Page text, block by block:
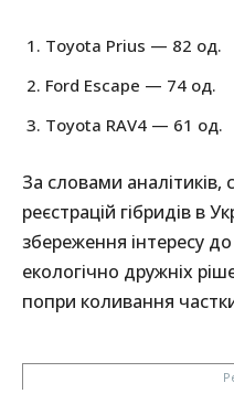
Toyota Prius — 82 од.
Ford Escape — 74 од.
Toyota RAV4 — 61 од.
За словами аналітиків,
реєстрацій гібридів в
збереження інтересу
екологічно дружніх
попри коливання